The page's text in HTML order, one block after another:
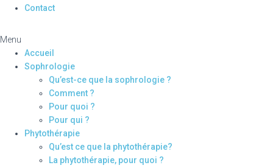
Contact
Menu
Accueil
Sophrologie
Qu’est-ce que la sophrologie ?
Comment ?
Pour quoi ?
Pour qui ?
Phytothérapie
Qu’est ce que la phytothérapie?
La phytothérapie, pour quoi ?